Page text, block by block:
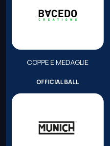
COPPE E MEDAGLIE
OFFICIAL BALL